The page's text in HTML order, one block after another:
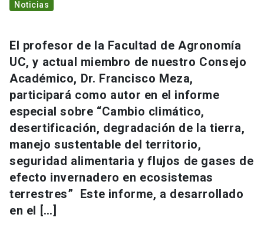
Noticias
El profesor de la Facultad de Agronomía
UC, y actual miembro de nuestro Consejo
Académico, Dr. Francisco Meza,
participará como autor en el informe
especial sobre “Cambio climático,
desertificación, degradación de la tierra,
manejo sustentable del territorio,
seguridad alimentaria y flujos de gases de
efecto invernadero en ecosistemas
terrestres” Este informe, a desarrollado
en el […]